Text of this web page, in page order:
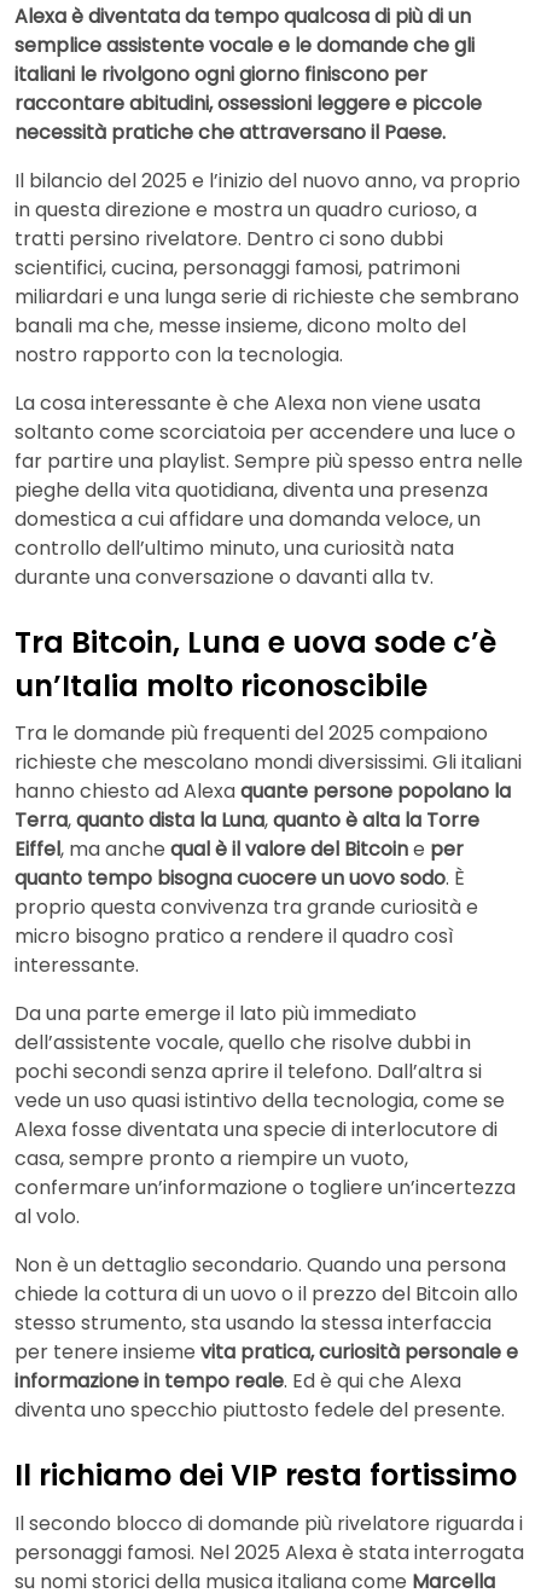
Alexa è diventata da tempo qualcosa di più di un
semplice assistente vocale e le domande che gli
italiani le rivolgono ogni giorno finiscono per
raccontare abitudini, ossessioni leggere e piccole
necessità pratiche che attraversano il Paese.
Il bilancio del 2025 e l’inizio del nuovo anno, va proprio
in questa direzione e mostra un quadro curioso, a
tratti persino rivelatore. Dentro ci sono dubbi
scientifici, cucina, personaggi famosi, patrimoni
miliardari e una lunga serie di richieste che sembrano
banali ma che, messe insieme, dicono molto del
nostro rapporto con la tecnologia.
La cosa interessante è che Alexa non viene usata
soltanto come scorciatoia per accendere una luce o
far partire una playlist. Sempre più spesso entra nelle
pieghe della vita quotidiana, diventa una presenza
domestica a cui affidare una domanda veloce, un
controllo dell’ultimo minuto, una curiosità nata
durante una conversazione o davanti alla tv.
Tra Bitcoin, Luna e uova sode c’è
un’Italia molto riconoscibile
Tra le domande più frequenti del 2025 compaiono
richieste che mescolano mondi diversissimi. Gli italiani
hanno chiesto ad Alexaquante persone popolano la
Terra,quanto dista la Luna,quanto è alta la Torre
Eiffel, ma anche qual è il valore del Bitcoine per
quanto tempo bisogna cuocere un uovo sodo. È
proprio questa convivenza tra grande curiosità e
micro bisogno pratico a rendere il quadro così
interessante.
Da una parte emerge il lato più immediato
dell’assistente vocale, quello che risolve dubbi in
pochi secondi senza aprire il telefono. Dall’altra si
vede un uso quasi istintivo della tecnologia, come se
Alexa fosse diventata una specie di interlocutore di
casa, sempre pronto a riempire un vuoto,
confermare un’informazione o togliere un’incertezza
al volo.
Non è un dettaglio secondario. Quando una persona
chiede la cottura di un uovo o il prezzo del Bitcoin allo
stesso strumento, sta usando la stessa interfaccia
per tenere insieme vita pratica, curiosità personale e
informazione in tempo reale. Ed è qui che Alexa
diventa uno specchio piuttosto fedele del presente.
Il richiamo dei VIP resta fortissimo
Il secondo blocco di domande più rivelatore riguarda i
personaggi famosi. Nel 2025 Alexa è stata interrogata
su nomi storici della musica italiana come Marcella